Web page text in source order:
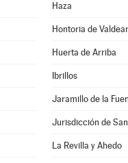
Haza
Hontoria de
Huerta de Arriba
Ibrillos
Jaramillo de la
Jurisdicción de
La Revilla y Ahedo